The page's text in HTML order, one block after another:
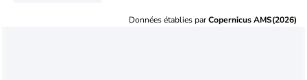
Données établies parCopernicus AMS(2026)